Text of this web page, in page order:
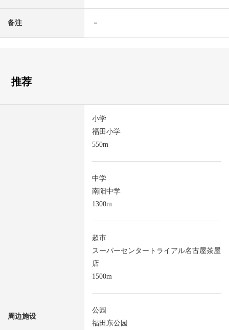
备注 －
推荐
周边施设
小学
福田小学
550m
中学
南阳中学
1300m
超市
スーパーセンタートライアル名古屋茶屋
店
1500m
公园
福田东公园